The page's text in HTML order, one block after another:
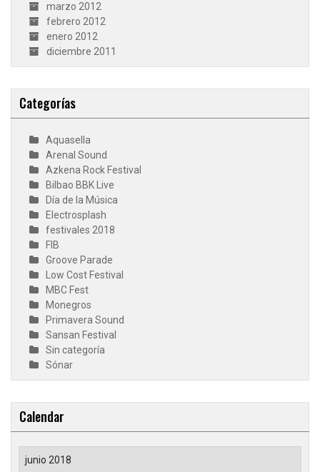
marzo 2012
febrero 2012
enero 2012
diciembre 2011
Categorías
Aquasella
Arenal Sound
Azkena Rock Festival
Bilbao BBK Live
Día de la Música
Electrosplash
festivales 2018
FIB
Groove Parade
Low Cost Festival
MBC Fest
Monegros
Primavera Sound
Sansan Festival
Sin categoría
Sónar
Calendar
junio 2018